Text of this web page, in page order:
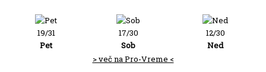
19/31
Pet
17/30
Sob
12/30
Ned
> več na Pro-Vreme <